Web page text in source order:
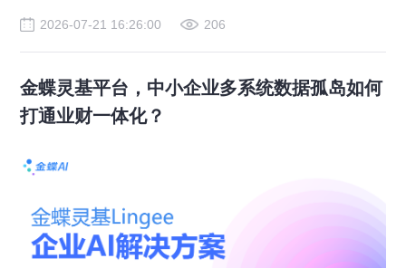
2026-07-21 16:26:00 206
金蝶灵基平台，中小企业多系统数据孤岛如何
打通业财一体化？